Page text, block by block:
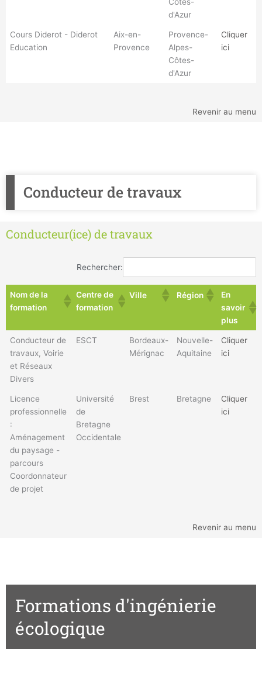
Côtes-
d'Azur
Cours Diderot - Diderot
Education
Aix-en-
Provence
Provence-
Alpes-
Côtes-
d'Azur
Cliquer
ici
Revenir au menu
Conducteur de travaux
Conducteur(ice) de travaux
Rechercher:
Nom de la
formation
Centre de
formation
Ville Région
En
savoir
plus
Conducteur de
travaux, Voirie
et Réseaux
Divers
ESCT
Bordeaux-
Mérignac
Nouvelle-
Aquitaine
Cliquer
ici
Licence
professionnelle
:
Aménagement
du paysage -
parcours
Coordonnateur
de projet
Université
de
Bretagne
Occidentale
Brest Bretagne
Cliquer
ici
Revenir au menu
Formations d'ingénierie
écologique